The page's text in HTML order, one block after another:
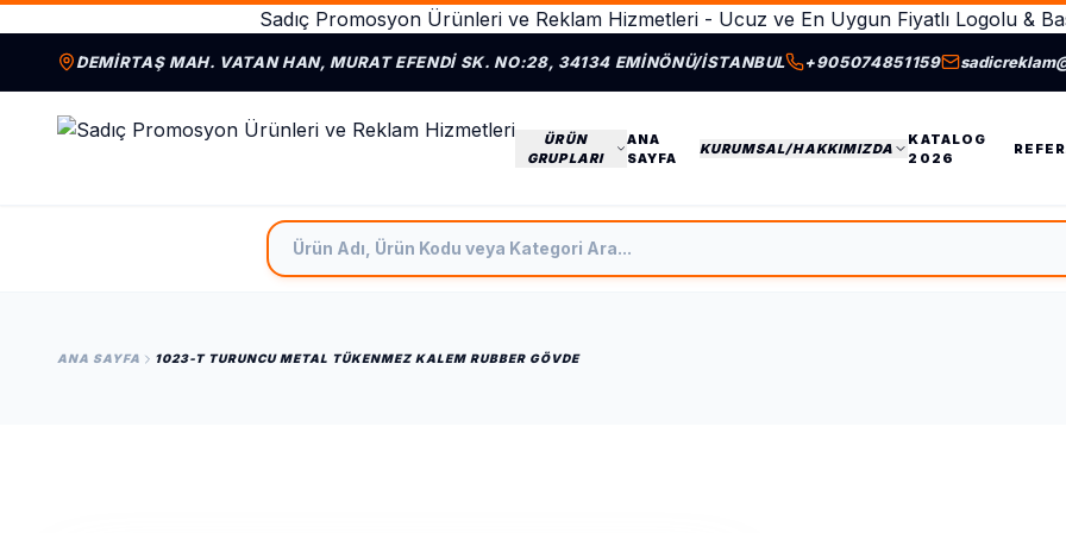
Sadıç Promosyon Ürünleri ve Reklam Hizmetleri - Ucuz ve En Uygun Fiyatlı Logolu &
DEMIRTAŞ MAH. VATAN HAN, MURAT EFENDI SK. NO:28, 34134 EMINÖNÜ/İSTANBUL +905074851159
ÜRÜN
GRUPLARI
ANA
SAYFA
KURUMSAL/HAKKIMIZDA
KATALOG
2026
Ürün Adı, Ürün Kodu veya Kategori Ara
ANA SAYFA 1023-T TURUNCU METAL TÜKENMEZ KALEM RUBBER GÖVDE